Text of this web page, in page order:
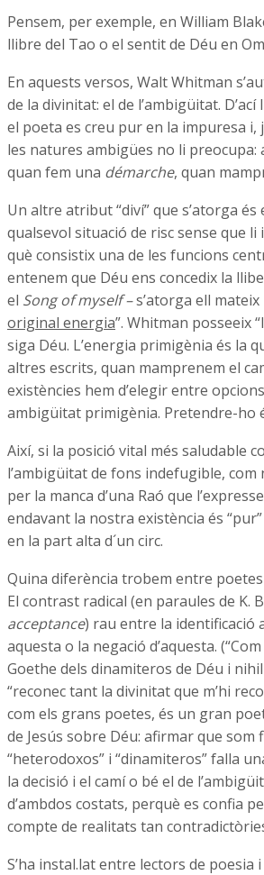
Pensem, per exemple, en William
llibre del Tao o el sentit de Déu en
En aquests versos, Walt Whitman
de la divinitat: el de l’ambigüitat.
el poeta es creu pur en la impuresa
les natures ambigües no li
quan fem una démarche, quan
Un altre atribut “diví” que s’atorga
qualsevol situació de risc sense que
què consistix una de les funcions
entenem que Déu ens concedix la
el Song of myself –s’atorga ell
original energia”. Whitman posseeix
siga Déu. L’energia primigènia és la
altres escrits, quan mamprenem el
existències hem d’elegir entre
ambigüitat primigènia. Pretendre-ho
Així, si la posició vital més saludable
l’ambigüitat de fons indefugible,
per la manca d’una Raó que
endavant la nostra existència és
en la part alta d´un circ.
Quina diferència trobem entre poetes
El contrast radical (en paraules de K.
acceptance) rau entre la identificació
aquesta o la negació d’aquesta.
Goethe dels dinamiteros de Déu i
“reconec tant la divinitat que m’hi
com els grans poetes, és un gran
de Jesús sobre Déu: afirmar que som
“heterodoxos” i “dinamiteros” falla
la decisió i el camí o bé el de
d’ambdos costats, perquè es confia
compte de realitats tan
S’ha instal.lat entre lectors de